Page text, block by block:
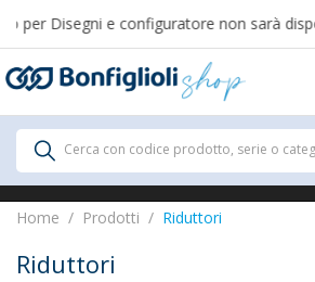
Scegli il Paese o territorio in
acquistare online.
USA
Continue
Disegni e configuratore non sarà
Prodotti
Prodotti
Cerca con codice prodotto, serie o
Home Prodotti Riduttori
Riduttori